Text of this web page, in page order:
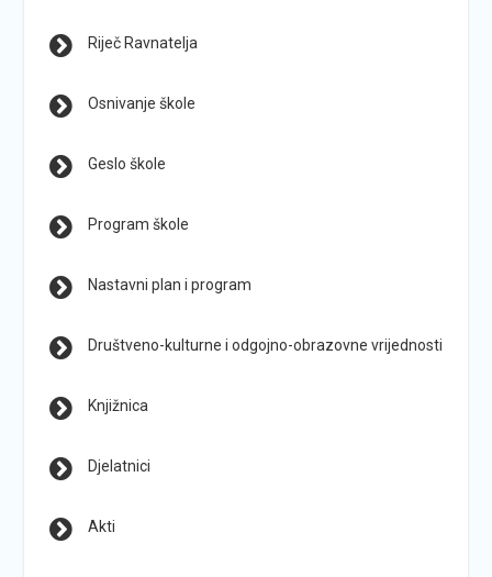
Riječ Ravnatelja
Osnivanje škole
Geslo škole
Program škole
Nastavni plan i program
Društveno-kulturne i odgojno-obrazovne vrijednosti
Knjižnica
Djelatnici
Akti